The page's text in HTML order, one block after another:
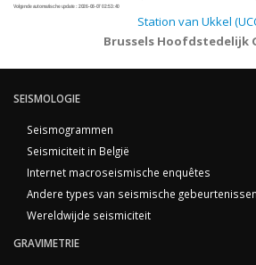
Volgende automatische update : 2026-08-07 02:53:40
Station van Ukkel
Brussels Hoofdstedelijk
SEISMOLOGIE
Seismogrammen
Seismiciteit in België
Internet macroseismische enquêtes
Andere types van seismische gebeurtenissen
Wereldwijde seismiciteit
GRAVIMETRIE